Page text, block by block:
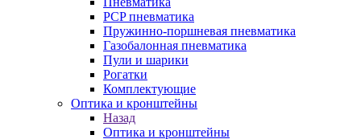
PCP пневматика
Пружинно-поршневая пневматика
Газобалонная пневматика
Пули и шарики
Рогатки
Комплектующие
Оптика и кронштейны
Назад
Оптика и кронштейны